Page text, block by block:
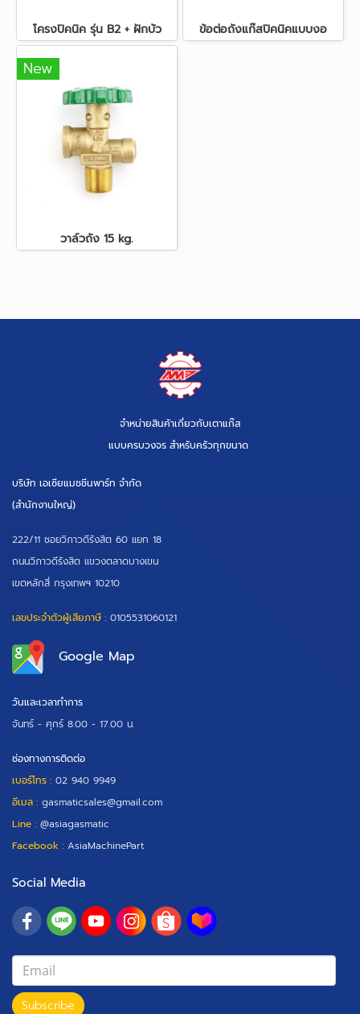
โครงปิคนิค รุ่น B2 + ฝักบัว ข้อต่อถังแก๊สปิคนิคแบบงอ
New
วาล์วถัง 15 kg.
จำหน่ายสินค้าเกี่ยวกับเตาแก๊ส
แบบครบวงจร สำหรับครัวทุกขนาด
บริษัท เอเซียแมชชีนพาร์ท จำกัด
(สำนักงานใหญ่)
222/11 ซอยวิภาวดีรังสิต 60 แยก 18
ถนนวิภาวดีรังสิต แขวงตลาดบางเขน
เขตหลักสี่ กรุงเทพฯ 10210
เลขประจำตัวผู้เสียภาษี : 0105531060121
Google Map
วันและเวลาทำการ
จันทร์ - ศุกร์ 8.00 - 17.00 น.
ช่องทางการติดต่อ
เบอร์โทร : 02 940 9949
อีเมล : gasmaticsales@gmail.com
Line : @asiagasmatic
Facebook : AsiaMachinePart
Social Media
Subscribe